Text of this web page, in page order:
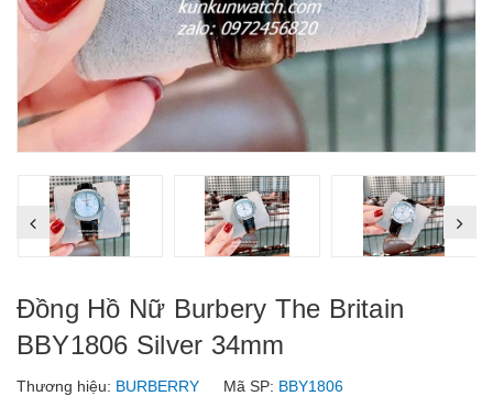
Đồng Hồ Nữ Burbery The Britain
BBY1806 Silver 34mm
Thương hiệu: BURBERRY Mã SP: BBY1806